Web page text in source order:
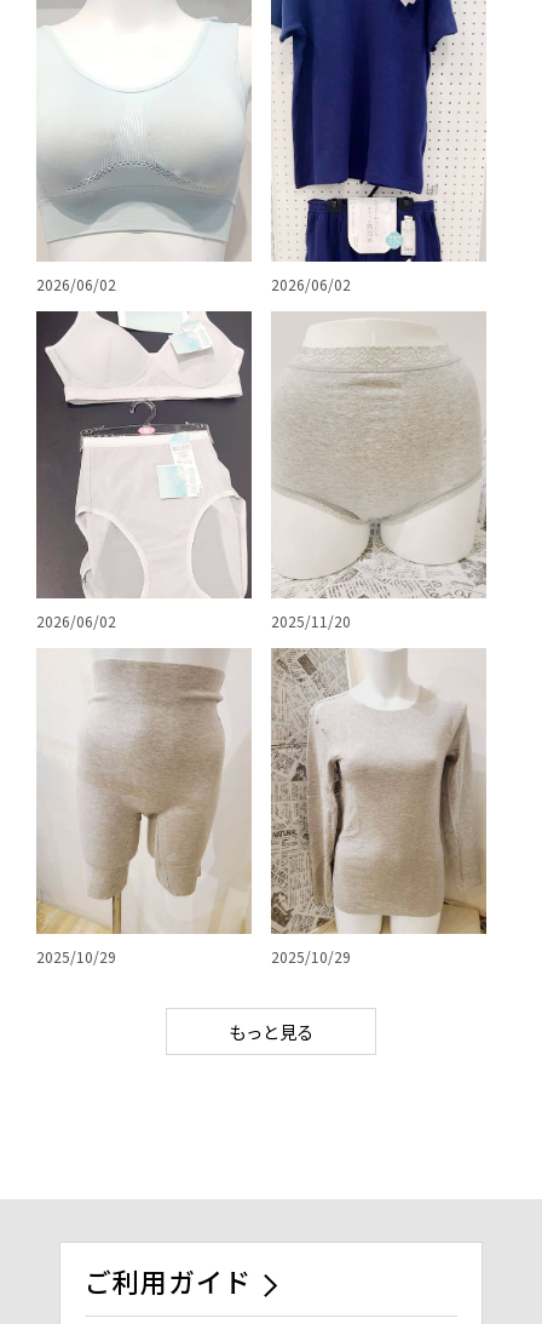
2026/06/02 2026/06/02
2026/06/02 2025/11/20
2025/10/29 2025/10/29
もっと見る
ご利用ガイド